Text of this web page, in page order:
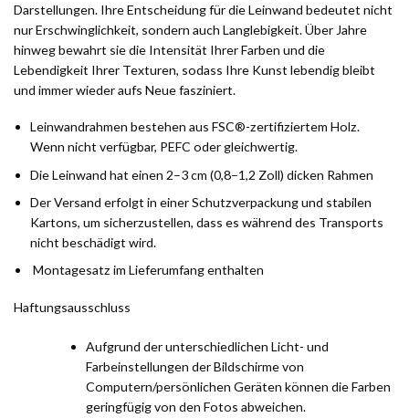
Darstellungen. Ihre Entscheidung für die Leinwand bedeutet nicht
nur Erschwinglichkeit, sondern auch Langlebigkeit. Über Jahre
hinweg bewahrt sie die Intensität Ihrer Farben und die
Lebendigkeit Ihrer Texturen, sodass Ihre Kunst lebendig bleibt
und immer wieder aufs Neue fasziniert.
Leinwandrahmen bestehen aus FSC®-zertifiziertem Holz.
Wenn nicht verfügbar, PEFC oder gleichwertig.
Die Leinwand hat einen 2–3 cm (0,8–1,2 Zoll) dicken Rahmen
Der Versand erfolgt in einer Schutzverpackung und stabilen
Kartons, um sicherzustellen, dass es während des Transports
nicht beschädigt wird.
Montagesatz im Lieferumfang enthalten
Haftungsausschluss
Aufgrund der unterschiedlichen Licht- und
Farbeinstellungen der Bildschirme von
Computern/persönlichen Geräten können die Farben
geringfügig von den Fotos abweichen.